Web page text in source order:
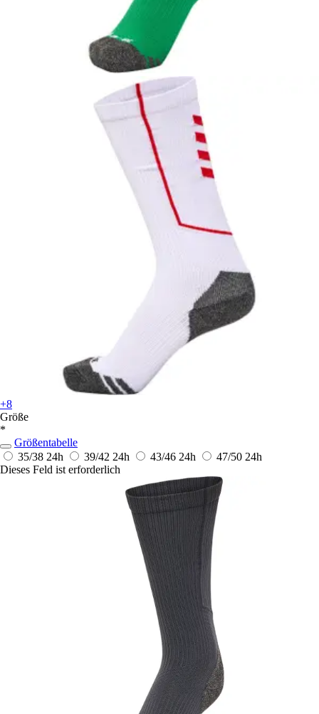
+8
Größe
*
Größentabelle
35/38 24h 39/42 24h 43/46 24h 47/50 24h
Dieses Feld ist erforderlich